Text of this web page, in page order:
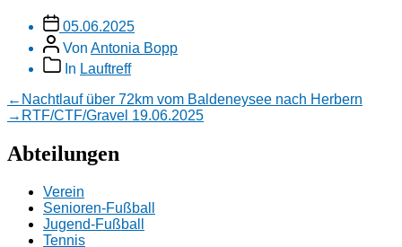
Veröffentlichungsdatum
05.06.2025
Beitragsautor
Von Antonia Bopp
Beitragskategorien
In Lauftreff
Beitragsnavigation
← Vorheriger
Beitrag:
Nachtlauf über 72km vom Baldeneysee nach Herbern
→ Nächster
RTF/CTF/Gravel 19.06.2025
Abteilungen
Verein
Senioren-Fußball
Jugend-Fußball
Tennis